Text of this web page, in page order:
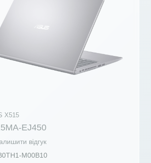
X515
EJ450
відгук
M00B10